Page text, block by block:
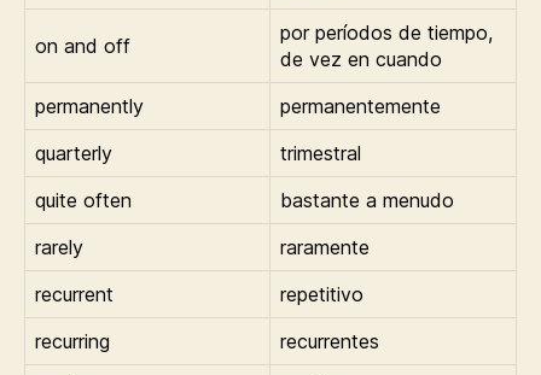
on and off
por períodos de tiempo,
de vez en cuando
permanently
permanentemente
quarterly
trimestral
quite often
bastante a menudo
rarely
raramente
recurrent
repetitivo
recurring
recurrentes